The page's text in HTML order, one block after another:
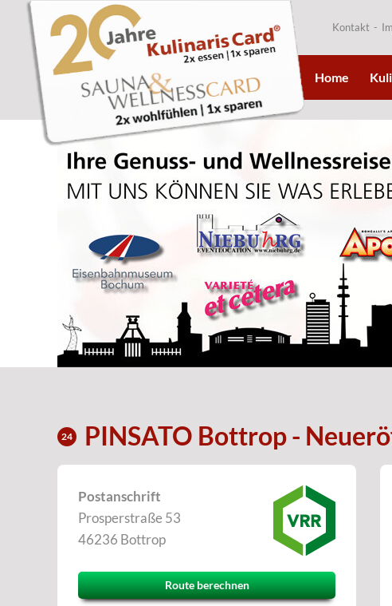
Kontakt
Home
24 PINSATO Bottrop -
Postanschrift
Prosperstraße 53
46236 Bottrop
Route berechnen